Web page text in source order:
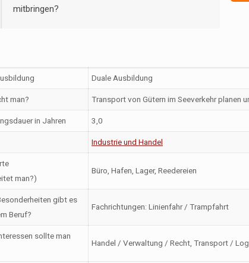
mitbringen?
Duale Ausbildung
man? Transport von Gütern im Seeverkehr planen
in Jahren 3,0
Industrie und Handel
man?)
Büro, Hafen, Lager, Reedereien
gibt es
Beruf?
Fachrichtungen: Linienfahr / Trampfahrt
sollte man
Handel / Verwaltung / Recht, Transport /